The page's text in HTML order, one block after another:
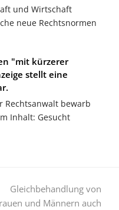
und Wirtschaft
neue Rechtsnormen
"mit kürzerer
stellt eine
Rechtsanwalt bewarb
Inhalt: Gesucht
Nächster
Beitrag:
Gleichbehandlung von
und Männern auch